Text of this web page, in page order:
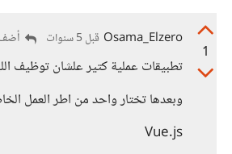
1
Osama_Elzero قبل 5 سنوات
تطبيقات عملية كتير علشان توظيف
وبعدها تختار واحد من اطر العمل
Vue.js